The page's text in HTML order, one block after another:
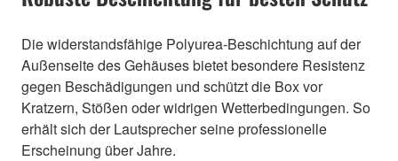
Die widerstandsfähige Polyurea-Beschichtung auf der
Außenseite des Gehäuses bietet besondere Resistenz
gegen Beschädigungen und schützt die Box vor
Kratzern, Stößen oder widrigen Wetterbedingungen. So
erhält sich der Lautsprecher seine professionelle
Erscheinung über Jahre.